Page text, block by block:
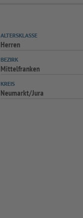
ALTERSKLASSE
Herren
BEZIRK
Mittelfranken
KREIS
Neumarkt/Jura